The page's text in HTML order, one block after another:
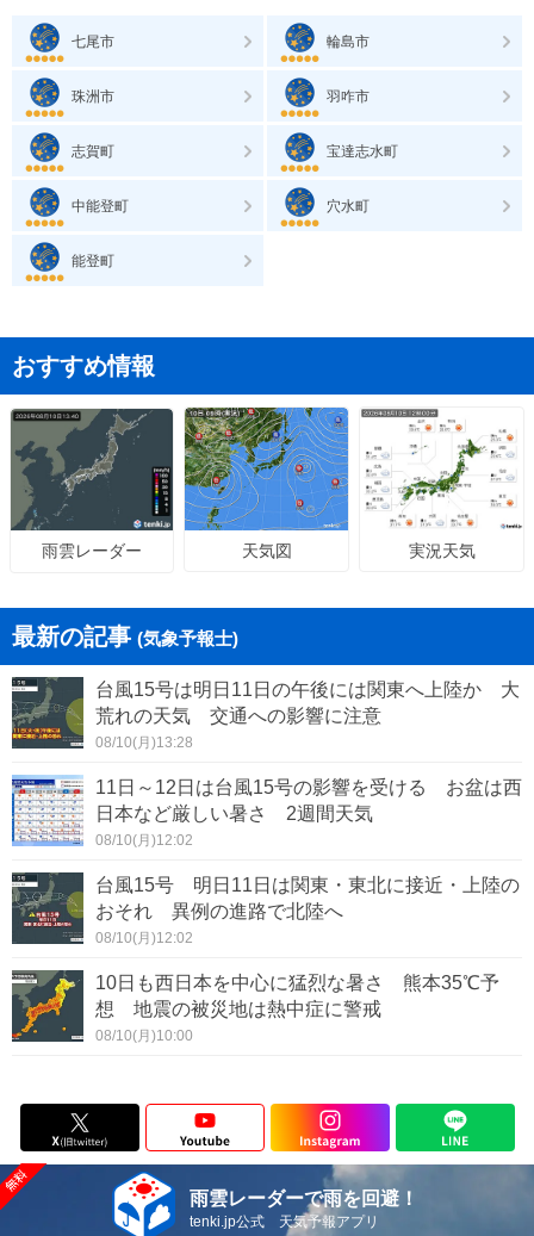
七尾市 輪島市
珠洲市 羽咋市
志賀町 宝達志水町
中能登町 穴水町
能登町
おすすめ情報
雨雲レーダー 天気図 実況天気
最新の記事 (気象予報士)
台風15号は明日11日の午後には関東へ上陸か 大
荒れの天気 交通への影響に注意
08/10(月)13:28
11日～12日は台風15号の影響を受ける お盆は西
日本など厳しい暑さ 2週間天気
08/10(月)12:02
台風15号 明日11日は関東・東北に接近・上陸の
おそれ 異例の進路で北陸へ
08/10(月)12:02
10日も西日本を中心に猛烈な暑さ 熊本35℃予
想 地震の被災地は熱中症に警戒
08/10(月)10:00
雨雲レーダーで雨を回避！
tenki.jp公式 天気予報アプリ